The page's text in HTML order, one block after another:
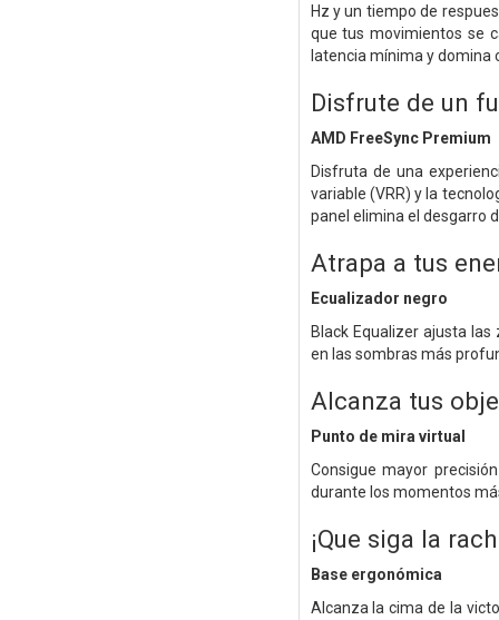
Hz y un tiempo de
que tus movimientos se
latencia mínima y domina
Disfrute de un
AMD FreeSync Premium
Disfruta de una
variable (VRR) y la
panel elimina el desgarro
Atrapa a tus
Ecualizador negro
Black Equalizer ajusta
en las sombras más
Alcanza tus
Punto de mira virtual
Consigue mayor
durante los momentos
¡Que siga la
Base ergonómica
Alcanza la cima de la